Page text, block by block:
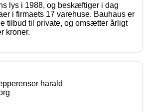
lys i 1988, og beskæftiger i dag
i firmaets 17 varehuse. Bauhaus er
tilbud til private, og omsætter årligt
kroner.